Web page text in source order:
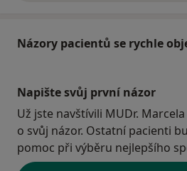
Názory pacientů se rychle
Napište svůj první názor
Už jste navštívili MUDr.
o svůj názor. Ostatní pacienti
pomoc při výběru nejlepšího